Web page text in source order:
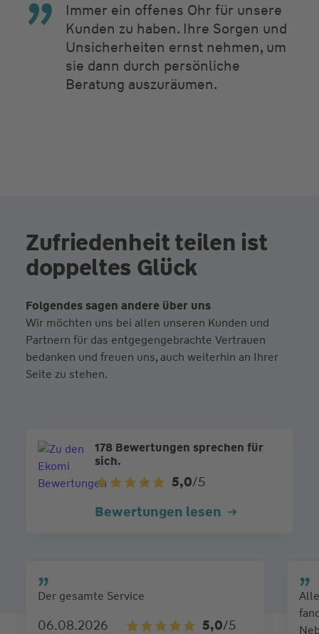
Immer ein offenes Ohr für unsere
Kunden zu haben. Ihre Sorgen und
Unsicherheiten ernst nehmen, um
sie dann durch persönliche
Beratung auszuräumen.
Zufriedenheit teilen ist
doppeltes Glück
Folgendes sagen andere über uns
Wir möchten uns bei allen unseren Kunden und
Partnern für das entgegengebrachte Vertrauen
bedanken und freuen uns, auch weiterhin an Ihrer
Seite zu stehen.
178 Bewertungen sprechen für
sich.
5,0/5
Bewertungen lesen
Der gesamte Service
06.08.2026 5,0/5